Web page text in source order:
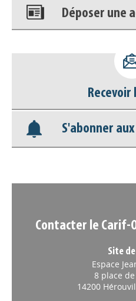
Déposer une
déconnecter)
Base
Nos veilles
S'abonner
Contacter le Carif-
Site
Espace
8 place
14200